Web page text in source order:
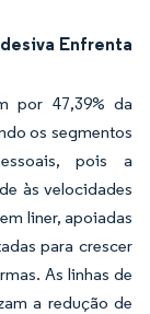
Enfrenta
por 47,39% da
os segmentos
pois a
às velocidades
liner, apoiadas
para crescer
As linhas de
a redução de